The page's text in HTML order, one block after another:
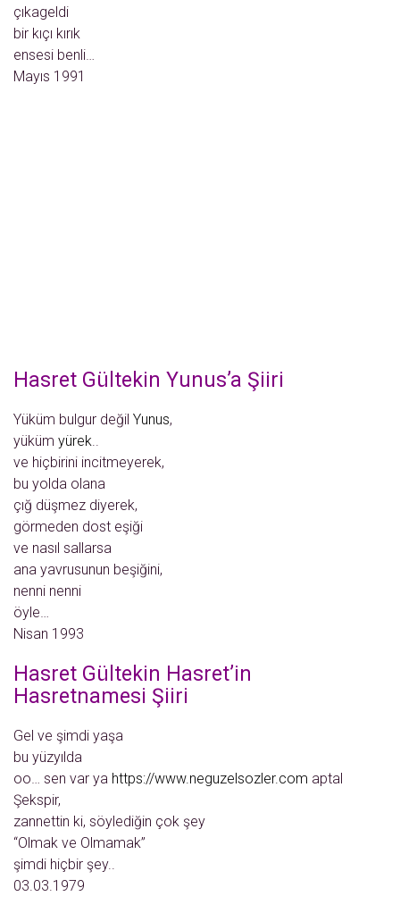
çıkageldi
bir kıçı kırık
ensesi benli…
Mayıs 1991
Hasret Gültekin Yunus’a Şiiri
Yüküm bulgur değil Yunus,
yüküm yürek..
ve hiçbirini incitmeyerek,
bu yolda olana
çığ düşmez diyerek,
görmeden dost eşiği
ve nasıl sallarsa
ana yavrusunun beşiğini,
nenni nenni
öyle…
Nisan 1993
Hasret Gültekin Hasret’in
Hasretnamesi Şiiri
Gel ve şimdi yaşa
bu yüzyılda
oo… sen var ya https://www.neguzelsozler.com aptal
Şekspir,
zannettin ki, söylediğin çok şey
“Olmak ve Olmamak”
şimdi hiçbir şey..
03.03.1979